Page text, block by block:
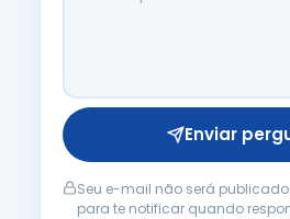
Enviar
Seu e-mail não será
para te notificar quando